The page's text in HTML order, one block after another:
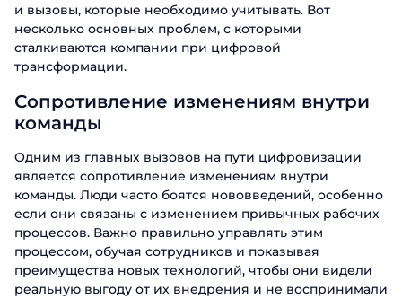
и вызовы, которые необходимо учитывать. Вот
несколько основных проблем, с которыми
сталкиваются компании при цифровой
трансформации.
Сопротивление изменениям внутри
команды
Одним из главных вызовов на пути цифровизации
является сопротивление изменениям внутри
команды. Люди часто боятся нововведений, особенно
если они связаны с изменением привычных рабочих
процессов. Важно правильно управлять этим
процессом, обучая сотрудников и показывая
преимущества новых технологий, чтобы они видели
реальную выгоду от их внедрения и не воспринимали